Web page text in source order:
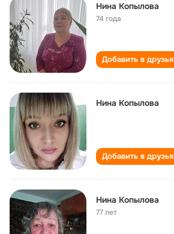
Нина Копылова
74 года
Добавить в друзья
Нина Копылова
Добавить в друзья
Нина Копылова
77 лет